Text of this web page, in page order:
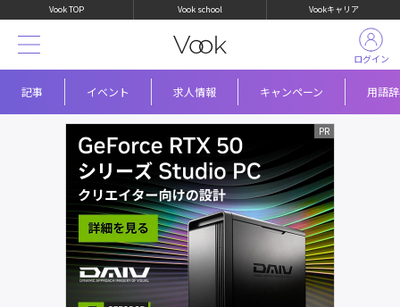
Vook TOP Vook school Vookキャリア
記事 イベント 求人情報 キャンペーン 用語
ログイン